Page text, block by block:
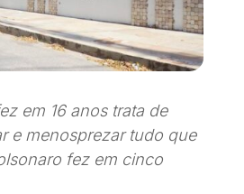
em 16 anos trata de
e menosprezar tudo que
fez em cinco